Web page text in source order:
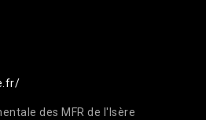
des MFR de l'Isère